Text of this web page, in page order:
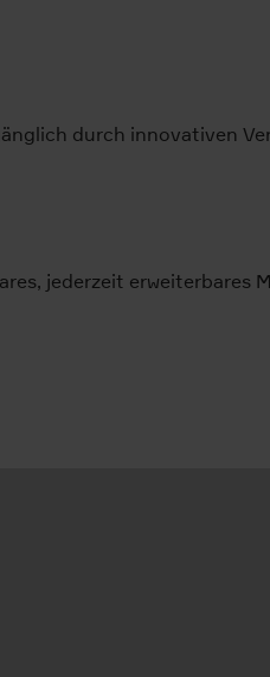
durch innovativen
jederzeit erweiterbares